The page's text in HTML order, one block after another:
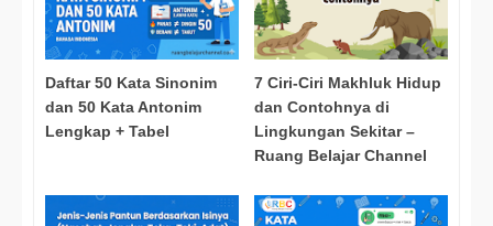
Daftar 50 Kata Sinonim
dan 50 Kata Antonim
Lengkap + Tabel
7 Ciri-Ciri Makhluk Hidup
dan Contohnya di
Lingkungan Sekitar –
Ruang Belajar Channel